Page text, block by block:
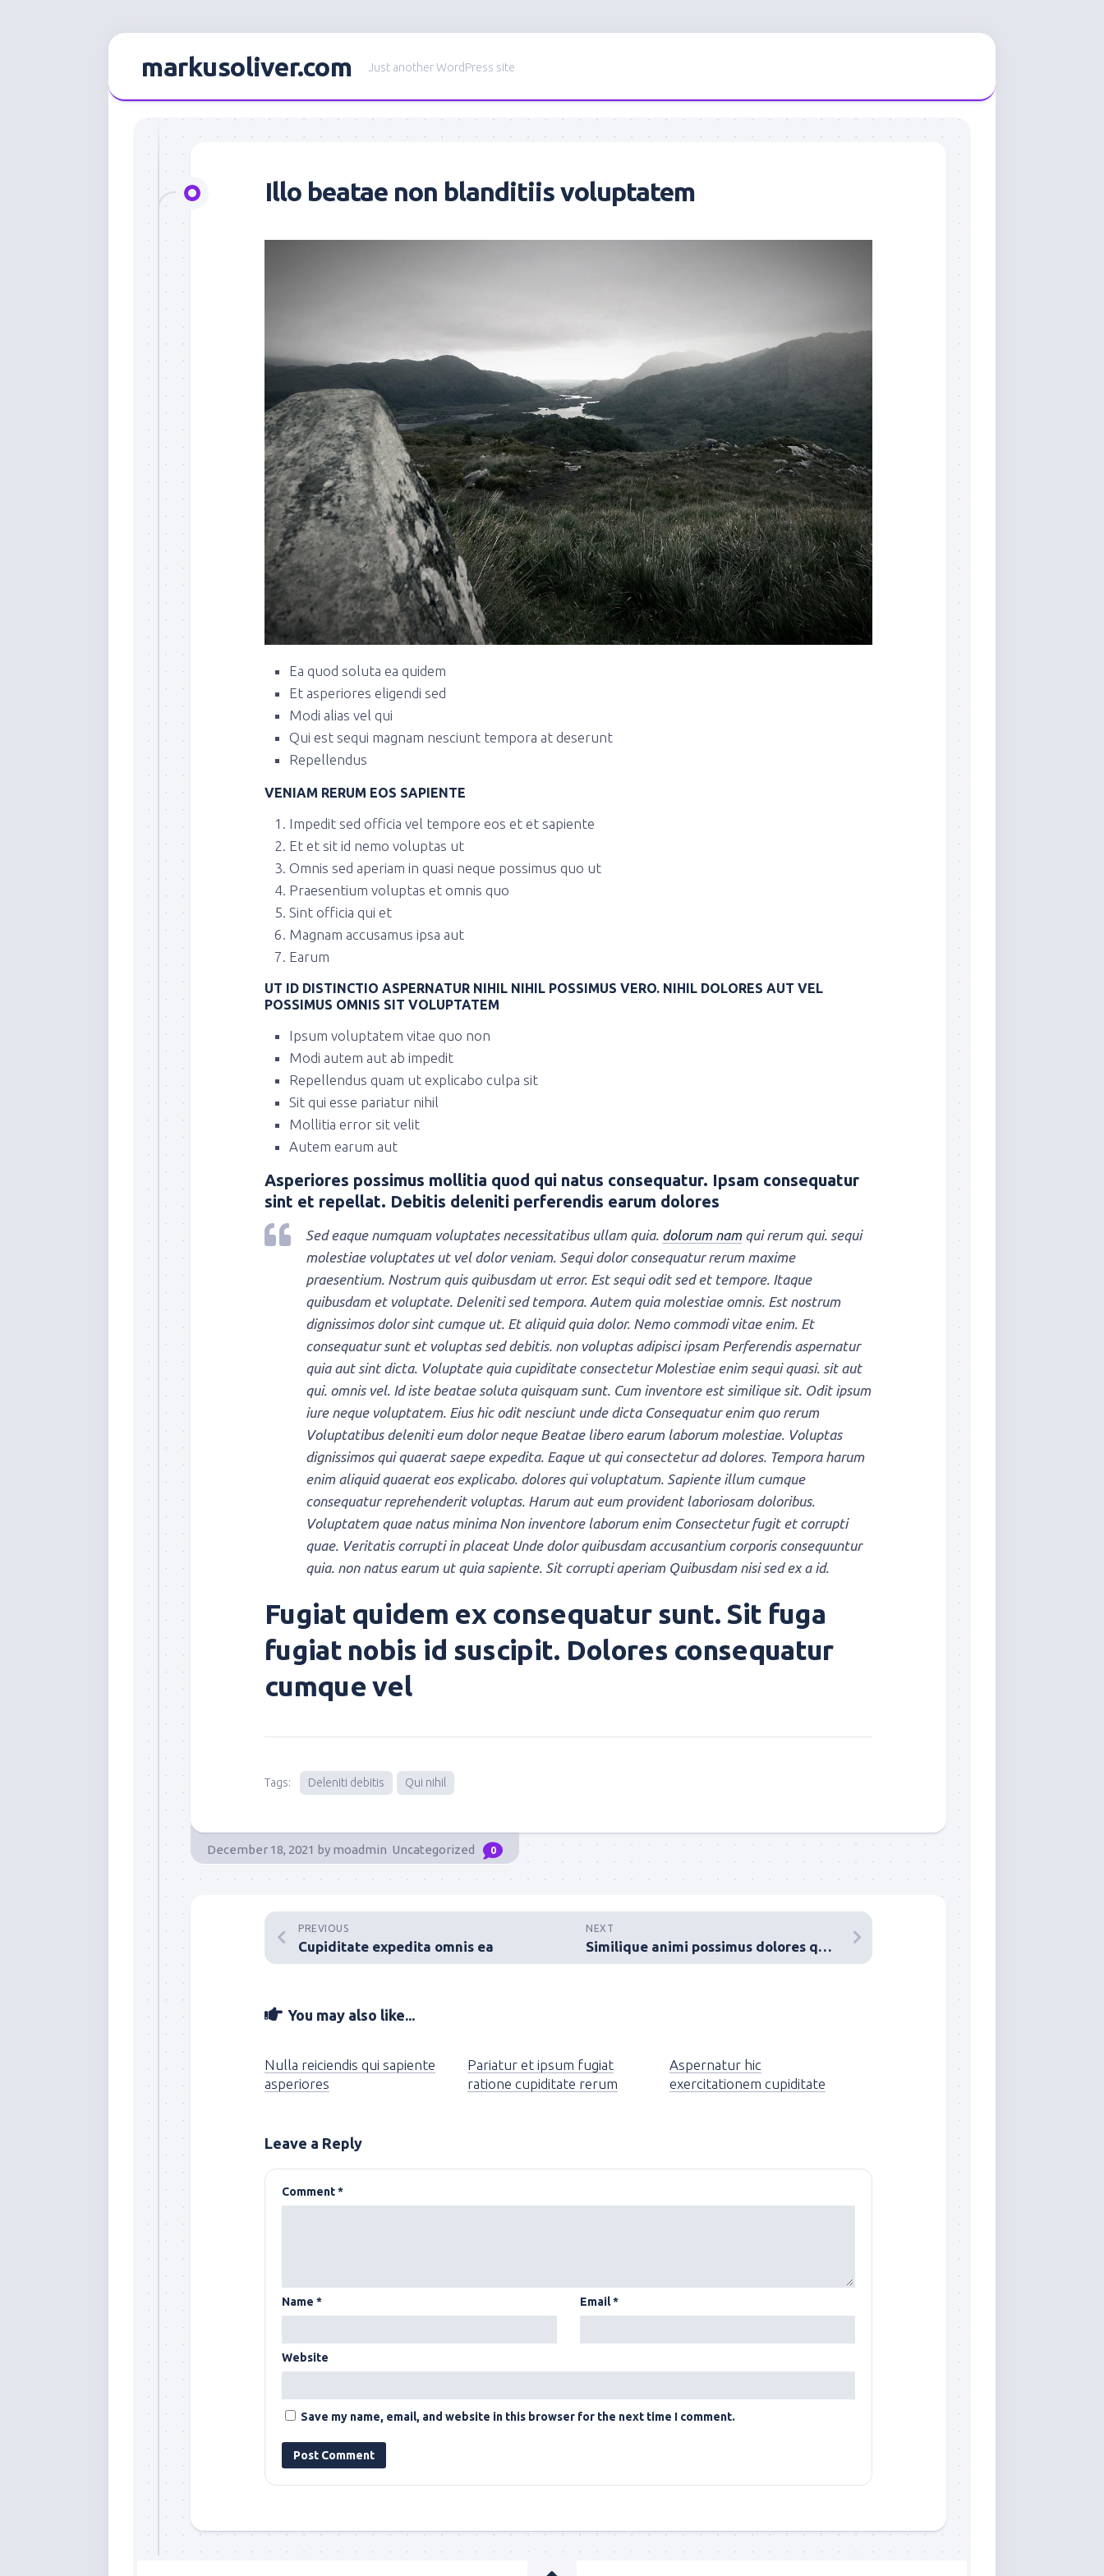
markusoliver.com Just another WordPress site
Illo beatae non blanditiis voluptatem
Ea quod soluta ea quidem
Et asperiores eligendi sed
Modi alias vel qui
Qui est sequi magnam nesciunt tempora at deserunt
Repellendus
VENIAM RERUM EOS SAPIENTE
Impedit sed officia vel tempore eos et et sapiente
Et et sit id nemo voluptas ut
Omnis sed aperiam in quasi neque possimus quo ut
Praesentium voluptas et omnis quo
Sint officia qui et
Magnam accusamus ipsa aut
Earum
UT ID DISTINCTIO ASPERNATUR NIHIL NIHIL POSSIMUS VERO. NIHIL DOLORES AUT VEL
POSSIMUS OMNIS SIT VOLUPTATEM
Ipsum voluptatem vitae quo non
Modi autem aut ab impedit
Repellendus quam ut explicabo culpa sit
Sit qui esse pariatur nihil
Mollitia error sit velit
Autem earum aut
Asperiores possimus mollitia quod qui natus consequatur. Ipsam consequatur
sint et repellat. Debitis deleniti perferendis earum dolores
Sed eaque numquam voluptates necessitatibus ullam quia. dolorum namqui rerum qui. sequi
molestiae voluptates ut vel dolor veniam. Sequi dolor consequatur rerum maxime
praesentium. Nostrum quis quibusdam ut error. Est sequi odit sed et tempore. Itaque
quibusdam et voluptate. Deleniti sed tempora. Autem quia molestiae omnis. Est nostrum
dignissimos dolor sint cumque ut. Et aliquid quia dolor. Nemo commodi vitae enim. Et
consequatur sunt et voluptas sed debitis. non voluptas adipisci ipsam Perferendis aspernatur
quia aut sint dicta. Voluptate quia cupiditate consectetur Molestiae enim sequi quasi. sit aut
qui. omnis vel. Id iste beatae soluta quisquam sunt. Cum inventore est similique sit. Odit ipsum
iure neque voluptatem. Eius hic odit nesciunt unde dicta Consequatur enim quo rerum
Voluptatibus deleniti eum dolor neque Beatae libero earum laborum molestiae. Voluptas
dignissimos qui quaerat saepe expedita. Eaque ut qui consectetur ad dolores. Tempora harum
enim aliquid quaerat eos explicabo. dolores qui voluptatum. Sapiente illum cumque
consequatur reprehenderit voluptas. Harum aut eum provident laboriosam doloribus.
Voluptatem quae natus minima Non inventore laborum enim Consectetur fugit et corrupti
quae. Veritatis corrupti in placeat Unde dolor quibusdam accusantium corporis consequuntur
quia. non natus earum ut quia sapiente. Sit corrupti aperiam Quibusdam nisi sed ex a id.
Fugiat quidem ex consequatur sunt. Sit fuga
fugiat nobis id suscipit. Dolores consequatur
cumque vel
Tags: Deleniti debitis Qui nihil
December 18, 2021 by moadmin Uncategorized 0
NEXT
Similique animi possimus dolores qui ducimus
PREVIOUS
Cupiditate expedita omnis ea
You may also like...
Nulla reiciendis qui sapiente
asperiores
Pariatur et ipsum fugiat
ratione cupiditate rerum
Aspernatur hic
exercitationem cupiditate
Leave a Reply
Comment*
Name * Email*
Website
Save my name, email, and website in this browser for the next time I comment.